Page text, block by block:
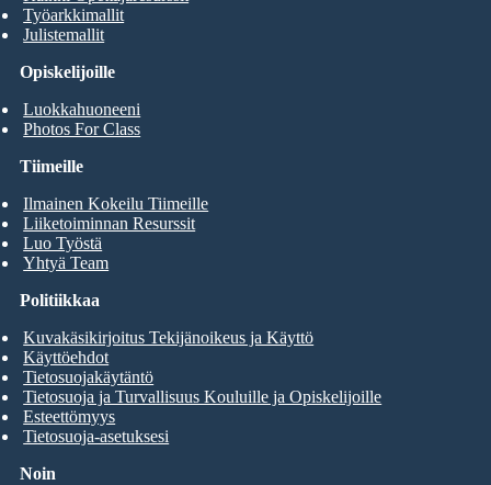
Opiskelijoille
Luokkahuoneeni
Photos For Class
Työarkkimallit
Julistemallit
Tiimeille
Ilmainen Kokeilu Tiimeille
Liiketoiminnan Resurssit
Luo Työstä
Yhtyä Team
Noin
Politiikkaa
Kuvakäsikirjoitus Tekijänoikeus ja Käyttö
Käyttöehdot
Tietosuojakäytäntö
Tietosuoja ja Turvallisuus Kouluille ja Opiskelijoille
Esteettömyys
Tietosuoja-asetuksesi